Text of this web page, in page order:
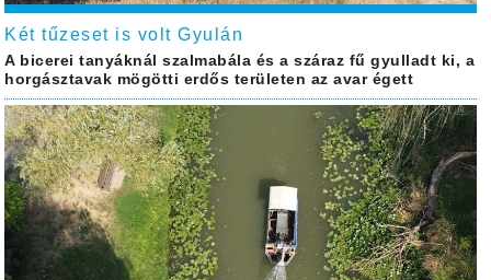
Két tűzeset is volt Gyulán
A bicerei tanyáknál szalmabála és a száraz fű gyulladt ki, a
horgásztavak mögötti erdős területen az avar égett